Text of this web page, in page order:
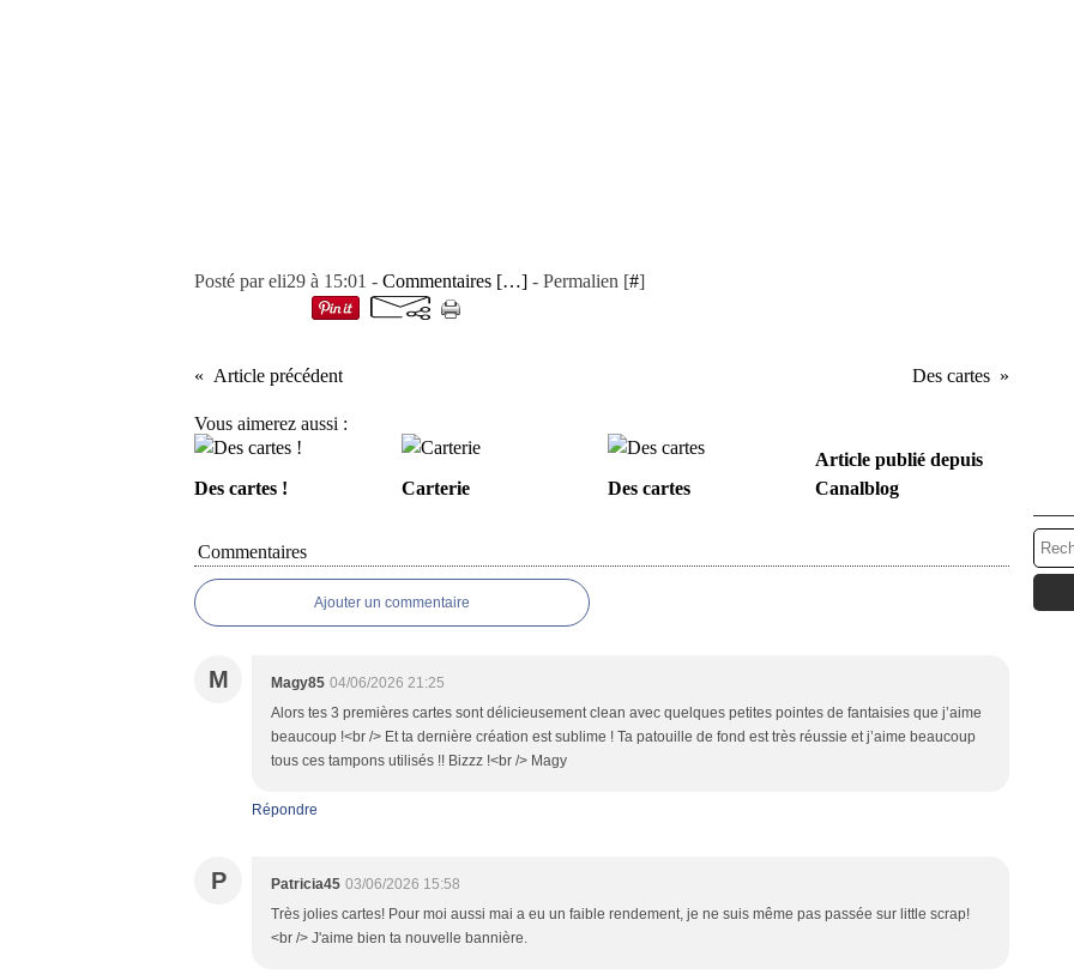
Posté par eli29 à 15:01 - Commentaires […] - Permalien [#]
Article précédent Des cartes
Vous aimerez aussi :
Des cartes ! Carterie Des cartes
Article publié depuis
Canalblog
Commentaires
Ajouter un commentaire
M Magy85 04/06/2026 21:25
Alors tes 3 premières cartes sont délicieusement clean avec quelques petites pointes de fantaisies que j’aime
beaucoup !<br /> Et ta dernière création est sublime ! Ta patouille de fond est très réussie et j’aime beaucoup
tous ces tampons utilisés !! Bizzz !<br /> Magy
Répondre
P Patricia45 03/06/2026 15:58
Très jolies cartes! Pour moi aussi mai a eu un faible rendement, je ne suis même pas passée sur little scrap!
<br /> J'aime bien ta nouvelle bannière.